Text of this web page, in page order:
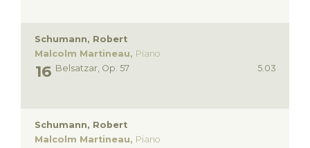
Schumann, Robert
Malcolm Martineau, Piano
5.03
Belsatzar, Op. 57
Schumann, Robert
Malcolm Martineau, Piano